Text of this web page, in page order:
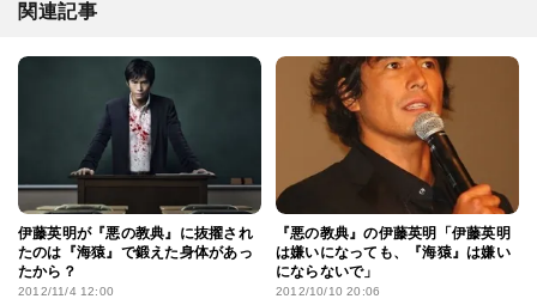
関連記事
伊藤英明が『悪の教典』に抜擢され
たのは『海猿』で鍛えた身体があっ
たから？
2012/11/4 12:00
『悪の教典』の伊藤英明「伊藤英明
は嫌いになっても、『海猿』は嫌い
にならないで」
2012/10/10 20:06